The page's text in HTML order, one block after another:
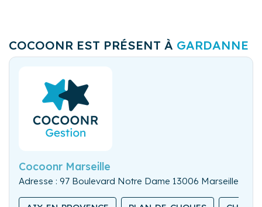
COCOONR EST PRÉSENT À GARDANNE
Cocoonr Marseille
Adresse : 97 Boulevard Notre Dame 13006 Marseille